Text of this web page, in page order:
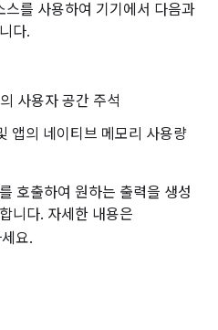
스를 사용하여 기기에서 다음과
다.
사용자 공간 주석
앱의 네이티브 메모리 사용량
를 호출하여 원하는 출력을 생성
니다. 자세한 내용은
요.